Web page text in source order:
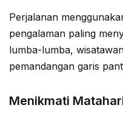
Perjalanan
pengalaman paling
lumba-lumba,
pemandangan garis
Menikmati